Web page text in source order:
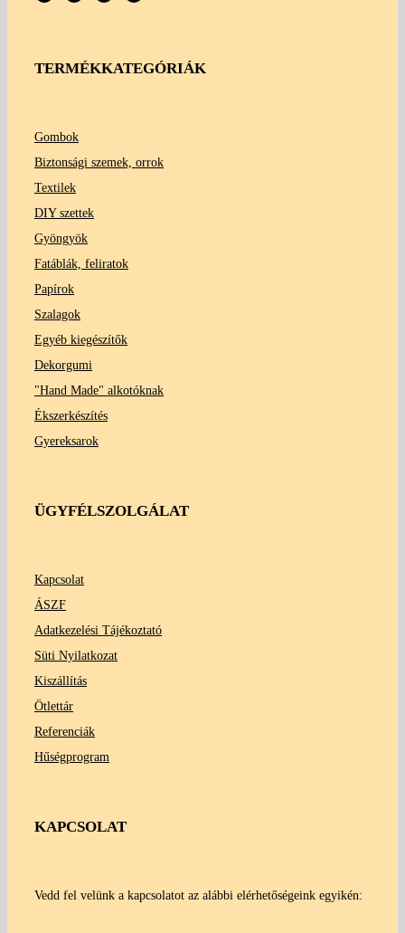
TERMÉKKATEGÓRIÁK
Gombok
Biztonsági szemek, orrok
Textilek
DIY szettek
Gyöngyök
Fatáblák, feliratok
Papírok
Szalagok
Egyéb kiegészítők
Dekorgumi
"Hand Made" alkotóknak
Ékszerkészítés
Gyereksarok
ÜGYFÉLSZOLGÁLAT
Kapcsolat
ÁSZF
Adatkezelési Tájékoztató
Süti Nyilatkozat
Kiszállítás
Ötlettár
Referenciák
Hűségprogram
KAPCSOLAT
Vedd fel velünk a kapcsolatot az alábbi elérhetőségeink egyikén: